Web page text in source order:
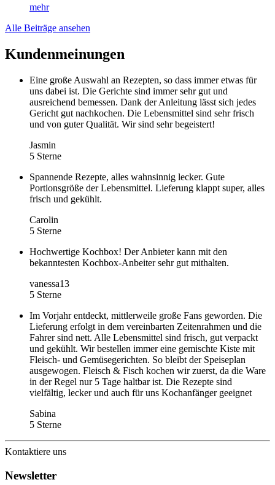
mehr
Alle Beiträge ansehen
Kundenmeinungen
Eine große Auswahl an Rezepten, so dass immer etwas für
uns dabei ist. Die Gerichte sind immer sehr gut und
ausreichend bemessen. Dank der Anleitung lässt sich jedes
Gericht gut nachkochen. Die Lebensmittel sind sehr frisch
und von guter Qualität. Wir sind sehr begeistert!
Jasmin
5 Sterne
Spannende Rezepte, alles wahnsinnig lecker. Gute
Portionsgröße der Lebensmittel. Lieferung klappt super, alles
frisch und gekühlt.
Carolin
5 Sterne
Hochwertige Kochbox! Der Anbieter kann mit den
bekanntesten Kochbox-Anbeiter sehr gut mithalten.
vanessa13
5 Sterne
Im Vorjahr entdeckt, mittlerweile große Fans geworden. Die
Lieferung erfolgt in dem vereinbarten Zeitenrahmen und die
Fahrer sind nett. Alle Lebensmittel sind frisch, gut verpackt
und gekühlt. Wir bestellen immer eine gemischte Kiste mit
Fleisch- und Gemüsegerichten. So bleibt der Speiseplan
ausgewogen. Fleisch & Fisch kochen wir zuerst, da die Ware
in der Regel nur 5 Tage haltbar ist. Die Rezepte sind
vielfältig, lecker und auch für uns Kochanfänger geeignet
Sabina
5 Sterne
Kontaktiere uns
Newsletter